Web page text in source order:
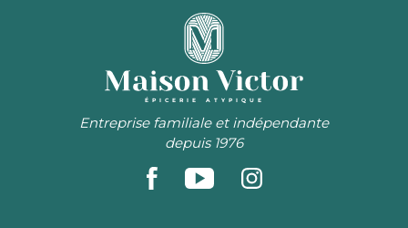
ÉPICERIE ATYPIQUE
Entreprise familiale et indépendante
depuis 1976